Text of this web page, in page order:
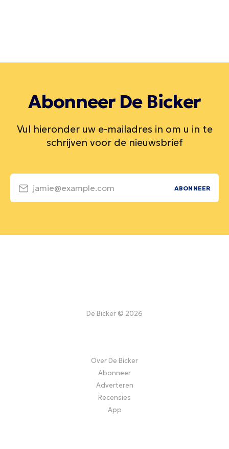
Abonneer De Bicker
Vul hieronder uw e-mailadres in om u in te
schrijven voor de nieuwsbrief
jamie@example.com ABONNEER
De Bicker © 2026
Over De Bicker
Abonneer
Adverteren
Recensies
App